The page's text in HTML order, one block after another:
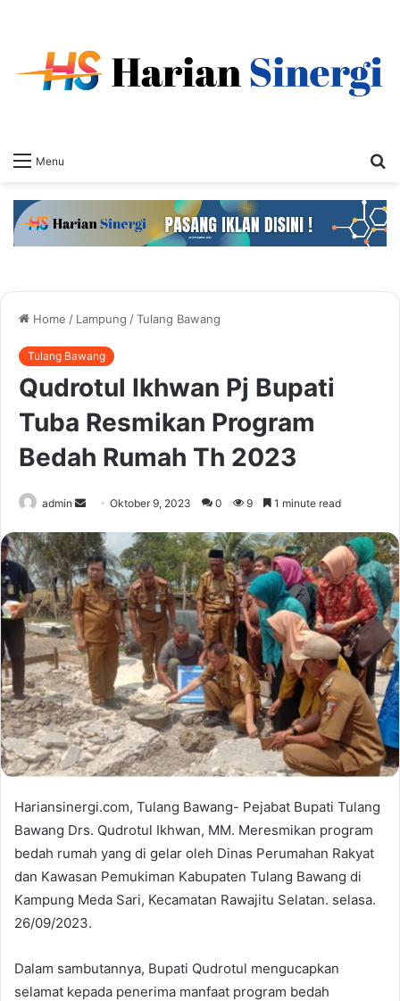
Menu
Home / Lampung /Tulang Bawang
Tulang Bawang
Qudrotul Ikhwan Pj Bupati
Tuba Resmikan Program
Bedah Rumah Th 2023
admin
Send
email
Oktober 9, 2023 0 9 1 minute read
Hariansinergi.com, Tulang Bawang- Pejabat Bupati Tulang
Bawang Drs. Qudrotul Ikhwan, MM. Meresmikan program
bedah rumah yang di gelar oleh Dinas Perumahan Rakyat
dan Kawasan Pemukiman Kabupaten Tulang Bawang di
Kampung Meda Sari, Kecamatan Rawajitu Selatan. selasa.
26/09/2023.
Dalam sambutannya, Bupati Qudrotul mengucapkan
selamat kepada penerima manfaat program bedah